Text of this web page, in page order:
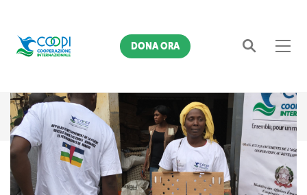
Cerca
DONA ORA